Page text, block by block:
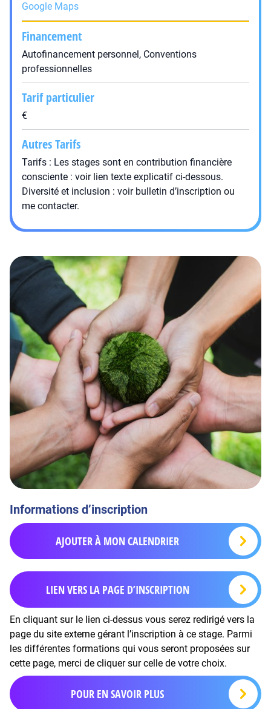
Google Maps
Financement
Autofinancement personnel, Conventions
professionnelles
Tarif particulier
€
Autres Tarifs
Tarifs : Les stages sont en contribution financière
consciente : voir lien texte explicatif ci-dessous.
Diversité et inclusion : voir bulletin d’inscription ou
me contacter.
Informations d’inscription
AJOUTER À MON CALENDRIER
LIEN VERS LA PAGE D’INSCRIPTION
En cliquant sur le lien ci-dessus vous serez redirigé vers la
page du site externe gérant l’inscription à ce stage. Parmi
les différentes formations qui vous seront proposées sur
cette page, merci de cliquer sur celle de votre choix.
POUR EN SAVOIR PLUS